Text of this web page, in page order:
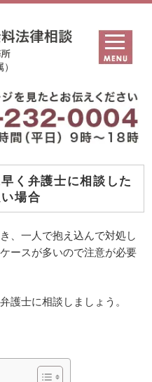
く弁護士に相談した
場合
、一人で抱え込んで対処し
ースが多いので注意が必要
護士に相談しましょう。